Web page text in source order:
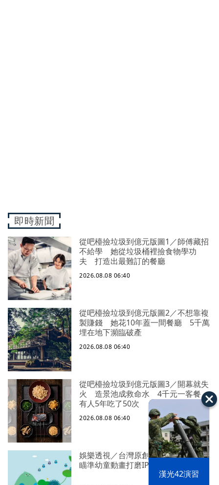
漢光42演習
即時新聞
從吧檯撿垃圾到億元版圖1／師傅藏招
不給學 她從垃圾桶裡撿食物學功
夫 打造出最難訂的餐廳
2026.08.08 06:40
從吧檯撿垃圾到億元版圖2／不想靠複
製賺錢 她花10年蓋一間餐廳 5千萬
埋在地下瀕臨破產
2026.08.08 06:40
從吧檯撿垃圾到億元版圖3／開幕就失
火 造景池成救命水 4千元一客餐
有人5年吃了50次
2026.08.08 06:40
娛樂透視／台灣原創《芽芽樂團》
瞄準幼童動畫打磨IP